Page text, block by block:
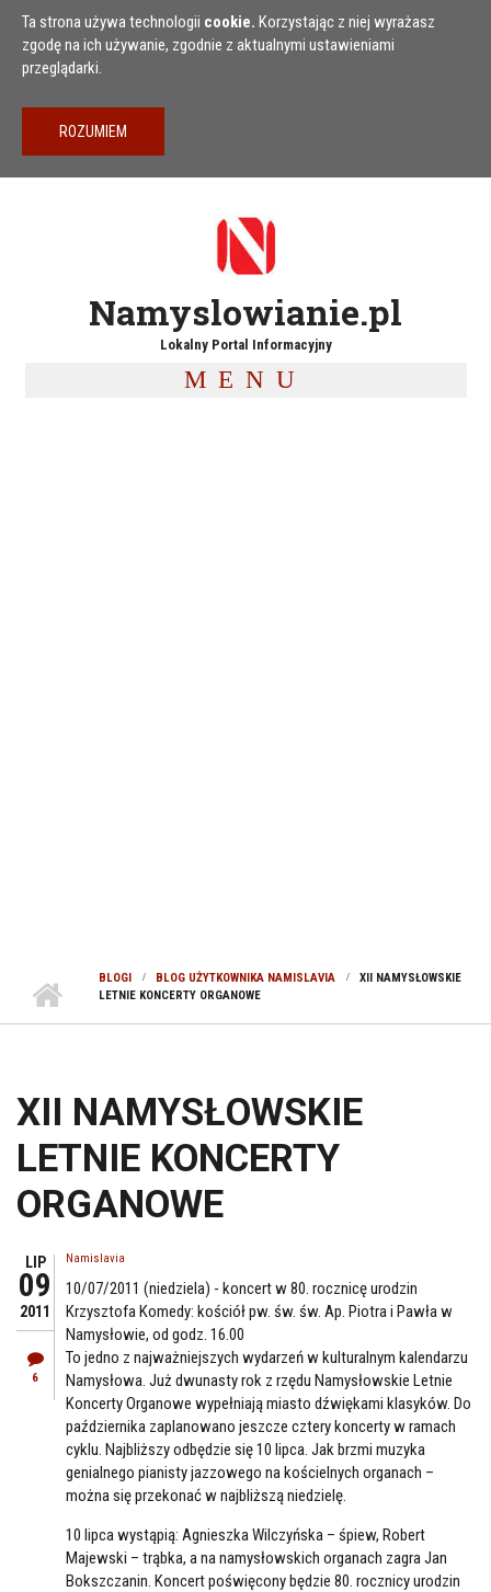
Przejdź do treści
Ta strona używa technologii cookie. Korzystając z niej wyrażasz
zgodę na ich używanie, zgodnie z aktualnymi ustawieniami
przeglądarki.
Namyslowianie.pl
Lokalny Portal Informacyjny
MENU
BLOGI BLOG UŻYTKOWNIKA NAMISLAVIA
XII NAMYSŁOWSKIE
LETNIE KONCERTY ORGANOWE
XII NAMYSŁOWSKIE
LETNIE KONCERTY
ORGANOWE
LIP
09
2011
6
Namislavia
10/07/2011 (niedziela) - koncert w 80. rocznicę urodzin
Krzysztofa Komedy: kościół pw. św. św. Ap. Piotra i Pawła w
Namysłowie, od godz. 16.00
To jedno z najważniejszych wydarzeń w kulturalnym kalendarzu
Namysłowa. Już dwunasty rok z rzędu Namysłowskie Letnie
Koncerty Organowe wypełniają miasto dźwiękami klasyków. Do
października zaplanowano jeszcze cztery koncerty w ramach
cyklu. Najbliższy odbędzie się 10 lipca. Jak brzmi muzyka
genialnego pianisty jazzowego na kościelnych organach –
można się przekonać w najbliższą niedzielę.
10 lipca wystąpią: Agnieszka Wilczyńska – śpiew, Robert
Majewski – trąbka, a na namysłowskich organach zagra Jan
Bokszczanin. Koncert poświęcony będzie 80. rocznicy urodzin